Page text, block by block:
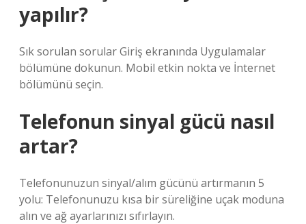
yapılır?
Sık sorulan sorular Giriş ekranında Uygulamalar
bölümüne dokunun. Mobil etkin nokta ve İnternet
bölümünü seçin.
Telefonun sinyal gücü nasıl
artar?
Telefonunuzun sinyal/alım gücünü artırmanın 5
yolu: Telefonunuzu kısa bir süreliğine uçak moduna
alın ve ağ ayarlarınızı sıfırlayın.